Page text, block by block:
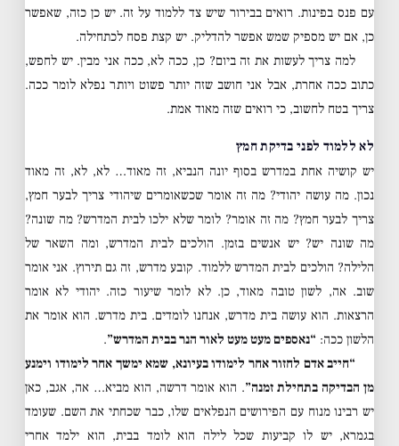
עם פנס בפינות. רואים בבירור שיש צד ללמוד על זה. יש כן כזה, שאפשר
כן, אם יש מספיק שמש אפשר להדליק. יש קצת פסח לכתחילה.
למה צריך לעשות את זה ביום? כן, ככה לא, ככה אני מבין. יש לחפש,
כתוב ככה אחרת, אבל אני חושב שזה יותר פשוט ויותר נפלא לומר ככה.
צריך בטח לחשוב, כי רואים שזה מאוד אמת.
לא ללמוד לפני בדיקת חמץ
יש קושיה אחת במדרש בסוף יונה הנביא, זה מאוד… לא, לא, זה מאוד
נכון. מה עושה יהודי? מה זה אומר שכשאומרים שיהודי צריך לבער חמץ,
צריך לבער חמץ? מה זה אומר? לומר שלא ילכו לבית המדרש? מה שונה?
מה שונה יש? יש אנשים בזמן. הולכים לבית המדרש, ומה השאר של
הלילה? הולכים לבית המדרש ללמוד. קובע מדרש, זה גם תירוץ. אני אומר
שוב. אה, לשון טובה מאוד, כן. לא לומר שיעור כזה. יהודי לא אומר
הרצאות. הוא עושה בית מדרש, אנחנו לומדים. בית מדרש. הוא אומר את
הלשון ככה: “נאספים מעט מעט לאור הנר בבית המדרש”.
“חייב אדם לחזור אחר לימודו בעיונא, שמא ימשך אחר לימודו וימנע
מן הבדיקה בתחילת זמנה”. הוא אומר דרשה, הוא מביא… אה, אגב, כאן
יש רבינו מנוח עם הפירושים הנפלאים שלו, כבר שכחתי את השם. שעומד
בגמרא, יש לו קביעות שכל לילה הוא לומד בבית, הוא ילמד אחרי